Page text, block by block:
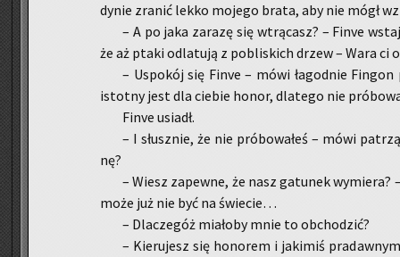
dy­nie zra­nić lekko mo­je­go brata, aby nie mógł
– A po jaka za­ra­zę się wtrą­casz? – Finve
że aż ptaki od­la­tu­ją z po­bli­skich drzew – Wara ci
– Uspo­kój się Finve – mówi ła­god­nie
istot­ny jest dla cie­bie honor, dla­te­go nie
Finve usiadł.
– I słusz­nie, że nie pró­bo­wa­łeś – mówi
nę?
– Wiesz za­pew­ne, że nasz ga­tu­nek
może już nie być na świe­cie…
– Dla­cze­góż mia­ło­by mnie to ob­cho­dzić?
– Kie­ru­jesz się ho­no­rem i ja­ki­miś